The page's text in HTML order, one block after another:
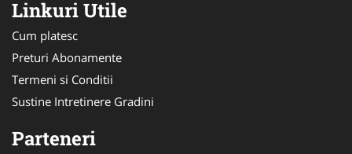
Linkuri Utile
Cum platesc
Preturi Abonamente
Termeni si Conditii
Sustine Intretinere Gradini
Parteneri